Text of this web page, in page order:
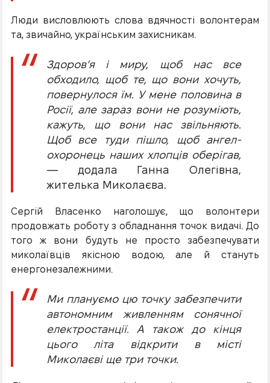
Люди висловлюють слова вдячності волонтерам
та, звичайно, українським захисникам.
Здоров’я і миру, щоб нас все
обходило, щоб те, що вони хочуть,
повернулося їм. У мене половина в
Росії, але зараз вони не розуміють,
кажуть, що вони нас звільняють.
Щоб все туди пішло, щоб ангел-
охоронець наших хлопців оберігав,
— додала Ганна Олегівна,
жителька Миколаєва.
Сергій Власенко наголошує, що волонтери
продовжать роботу з обладнання точок видачі. До
того ж вони будуть не просто забезпечувати
миколаївців якісною водою, але й стануть
енергонезалежними.
Ми плануємо цю точку забезпечити
автономним живленням сонячної
електростанції. А також до кінця
цього літа відкрити в місті
Миколаєві ще три точки.